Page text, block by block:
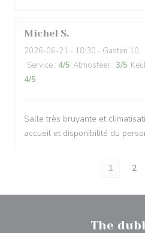
Michel S
2026-06-21 - 18:30 - Gasten 10
Service : 4/5 Atmosfeer : 3/5
4/5
Salle très bruyante et
accueil et disponibilité du
1 2
The